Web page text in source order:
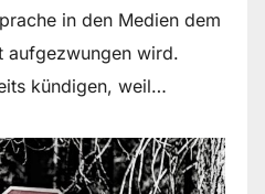
in den Medien dem
aufgezwungen wird.
kündigen, weil…